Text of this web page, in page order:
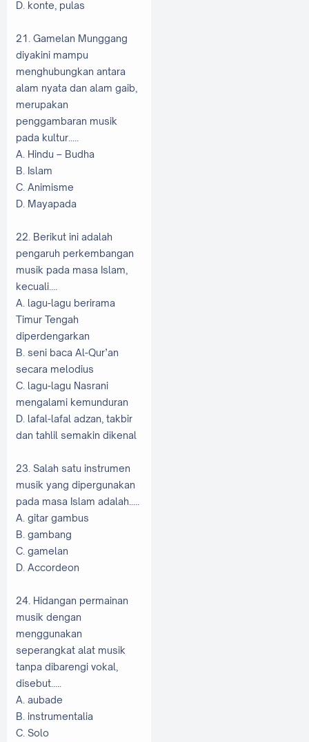
D. konte, pulas
21. Gamelan Munggang
diyakini mampu
menghubungkan antara
alam nyata dan alam gaib,
merupakan
penggambaran musik
pada kultur.....
A. Hindu – Budha
B. Islam
C. Animisme
D. Mayapada
22. Berikut ini adalah
pengaruh perkembangan
musik pada masa Islam,
kecuali....
A. lagu-lagu berirama
Timur Tengah
diperdengarkan
B. seni baca Al-Qur’an
secara melodius
C. lagu-lagu Nasrani
mengalami kemunduran
D. lafal-lafal adzan, takbir
dan tahlil semakin dikenal
23. Salah satu instrumen
musik yang dipergunakan
pada masa Islam adalah.....
A. gitar gambus
B. gambang
C. gamelan
D. Accordeon
24. Hidangan permainan
musik dengan
menggunakan
seperangkat alat musik
tanpa dibarengi vokal,
disebut.....
A. aubade
B. instrumentalia
C. Solo